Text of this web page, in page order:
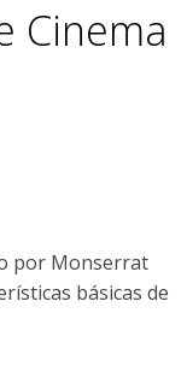
Cinema
por Monserrat
básicas de